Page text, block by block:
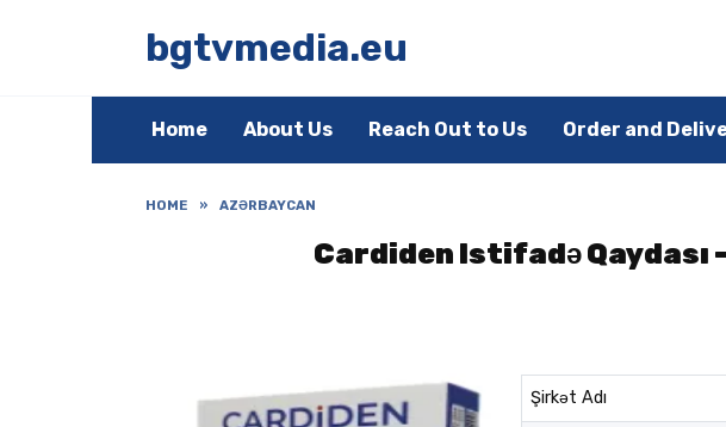
bgtvmedia.eu
Home About Us Reach Out to Us Order and
HOME » AZƏRBAYCAN
Cardiden Istifadə Qaydası
Şirkət Adı